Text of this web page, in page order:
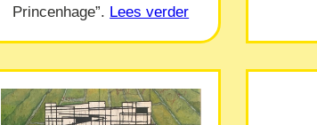
Princenhage”. Lees verder